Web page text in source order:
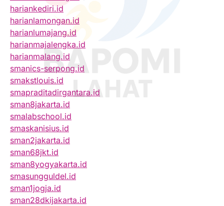
hariankediri.id
harianlamongan.id
harianlumajang.id
harianmajalengka.id
harianmalang.id
smanics-serpong.id
smakstlouis.id
smapraditadirgantara.id
sman8jakarta.id
smalabschool.id
smaskanisius.id
sman2jakarta.id
sman68jkt.id
sman8yogyakarta.id
smasungguldel.id
sman1jogja.id
sman28dkijakarta.id